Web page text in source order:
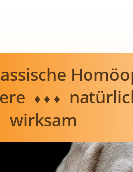
♦ ♦ ♦
wirksam